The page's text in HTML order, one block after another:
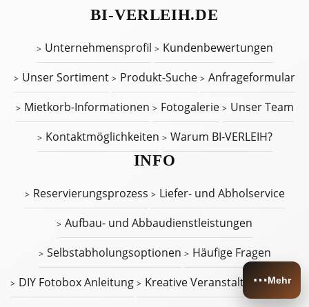
BI-VERLEIH.DE
Unternehmensprofil
Kundenbewertungen
Unser Sortiment
Produkt-Suche
Anfrageformular
Mietkorb-Informationen
Fotogalerie
Unser Team
Kontaktmöglichkeiten
Warum BI-VERLEIH?
INFO
Reservierungsprozess
Liefer- und Abholservice
Aufbau- und Abbaudienstleistungen
Selbstabholungsoptionen
Häufige Fragen
DIY Fotobox Anleitung
Kreative Veranstaltungsideen
⋯Mehr